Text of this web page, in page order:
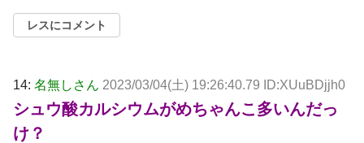
レスにコメント
14: 名無しさん 2023/03/04(土) 19:26:40.79 ID:XUuBDjjh0
シュウ酸カルシウムがめちゃんこ多いんだっ
け？